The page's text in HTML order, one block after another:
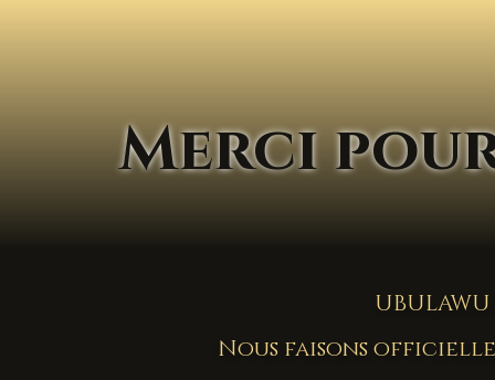
Merci
Nous faisons